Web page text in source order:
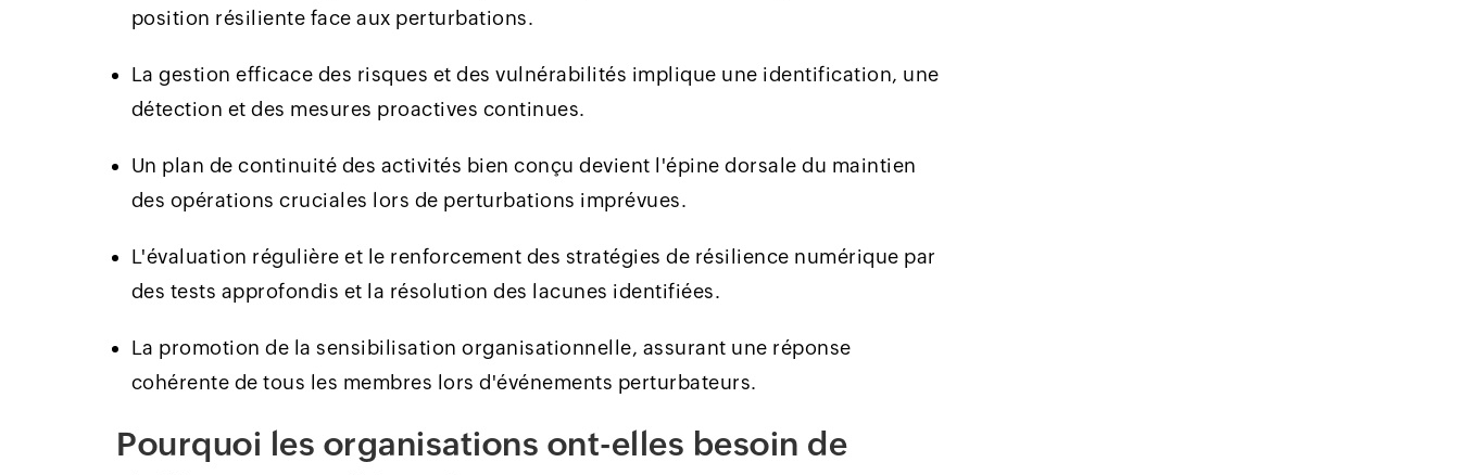
position résiliente face aux perturbations.
La gestion efficace des risques et des vulnérabilités implique une identification, une
détection et des mesures proactives continues.
Un plan de continuité des activités bien conçu devient l'épine dorsale du maintien
des opérations cruciales lors de perturbations imprévues.
L'évaluation régulière et le renforcement des stratégies de résilience numérique par
des tests approfondis et la résolution des lacunes identifiées.
La promotion de la sensibilisation organisationnelle, assurant une réponse
cohérente de tous les membres lors d'événements perturbateurs.
Pourquoi les organisations ont-elles besoin de